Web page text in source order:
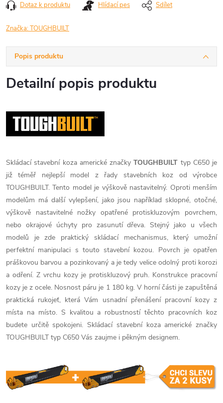
Dotaz k produktu Hlídací pes Sdílet
Značka:TOUGHBUILT
Popis produktu
Detailní popis produktu
Skládací stavební koza americké značkyTOUGHBUILT typ C650 je
již téměř nejlepší model z řady stavebních koz od výrobce
TOUGHBUILT. Tento model je výškově nastavitelný. Oproti menším
modelům má další vylepšení, jako jsou například sklopné, otočné,
výškově nastavitelné nožky opatřené protiskluzovým povrchem,
nebo okrajové úchyty pro zasunutí dřeva. Stejný jako u všech
modelů je zde praktický skládací mechanismus, který umožní
perfektní manipulaci s touto stavební kozou. Povrch je opatřen
práškovou barvou a pozinkovaný a je tedy velice odolný proti korozi
a odření. Z vrchu kozy je protiskluzový pruh. Konstrukce pracovní
kozy je z ocele. Nosnost páru je 1 180 kg. V horní části je zapuštěná
praktická rukojeť, která Vám usnadní přenášení pracovní kozy z
místa na místo. S kvalitou a robustností těchto pracovních koz
budete určitě spokojeni. Skládací stavební koza americké značky
TOUGHBUILT typ C650 Vás zaujme i pěkným designem.